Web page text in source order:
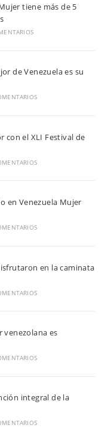
tiene más de 5
de Venezuela es su
con el XLI Festival de
en Venezuela Mujer
en la caminata
venezolana es
integral de la